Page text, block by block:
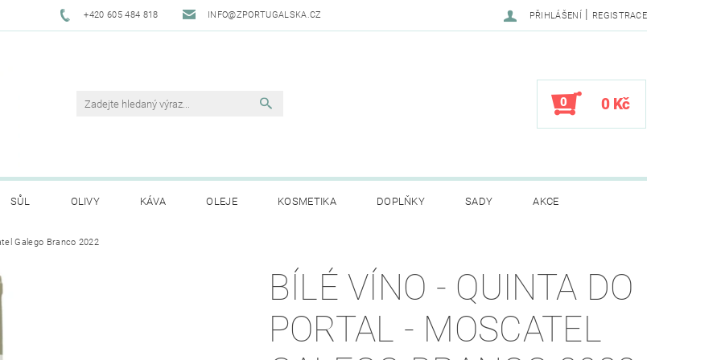
+420 605 484 818 INFO@ZPORTUGALSKA.CZ PŘIHLÁŠENÍ | REGISTRACE
0 0 Kč
SŮL OLIVY KÁVA OLEJE KOSMETIKA DOPLŇKY SADY AKCE
O NÁS
Galego Branco 2022
BÍLÉ VÍNO - QUINTA DO
PORTAL - MOSCATEL